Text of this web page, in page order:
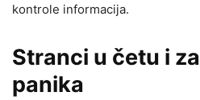
kontrole informacija.
Stranci u četu i
panika